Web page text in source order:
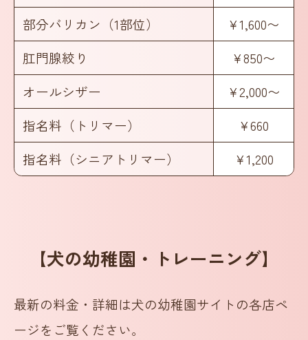
部分バリカン（1部位）
¥1,600〜
肛門腺絞り
¥850〜
オールシザー
¥2,000〜
指名料（トリマー）
¥660
指名料（シニアトリマー）
¥1,200
【犬の幼稚園・トレーニング】
最新の料金・詳細は犬の幼稚園サイトの各店ペ
ージをご覧ください。